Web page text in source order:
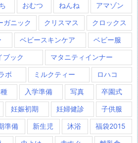
おむつ ねんね アマゾン
ガニック クリスマス クロックス
ベビースキンケア ベビー服
ブック マタニティインナー
ボ ミルクティー ロハコ
入学準備 写真 卒園式
妊娠初期 妊婦健診 子供服
準備 新生児 沐浴 福袋2015